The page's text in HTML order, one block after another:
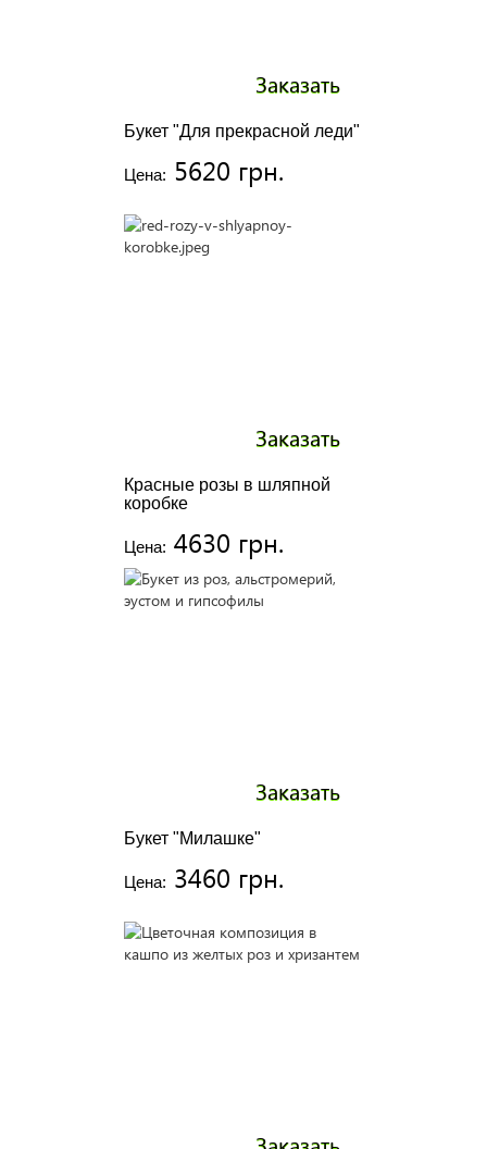
Букет "Для прекрасной леди"
Цена: 5620 грн.
Заказать
Красные розы в шляпной
коробке
Цена: 4630 грн.
Заказать
Букет "Милашке"
Цена: 3460 грн.
Заказать